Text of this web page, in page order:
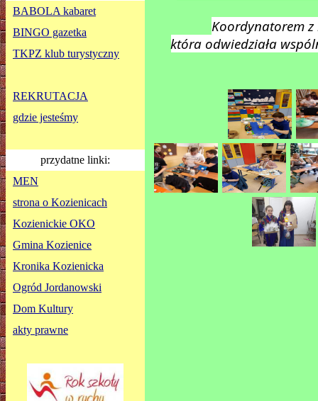
Koordynatorem z
która odwiedziała
BABOLA kabaret
BINGO gazetka
TKPZ klub turystyczny
REKRUTACJA
gdzie jesteśmy
przydatne linki:
MEN
strona o Kozienicach
Kozienickie OKO
Gmina Kozienice
Kronika Kozienicka
Ogród Jordanowski
Dom Kultury
akty prawne